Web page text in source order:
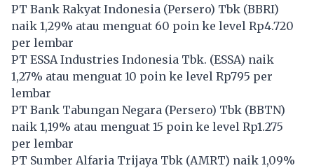
PT Bank Rakyat Indonesia (Persero) Tbk (BBRI)
naik 1,29% atau menguat 60 poin ke level Rp4.720
per lembar
PT ESSA Industries Indonesia Tbk. (ESSA) naik
1,27% atau menguat 10 poin ke level Rp795 per
lembar
PT Bank Tabungan Negara (Persero) Tbk (BBTN)
naik 1,19% atau menguat 15 poin ke level Rp1.275
per lembar
PT Sumber Alfaria Trijaya Tbk (AMRT) naik 1,09%